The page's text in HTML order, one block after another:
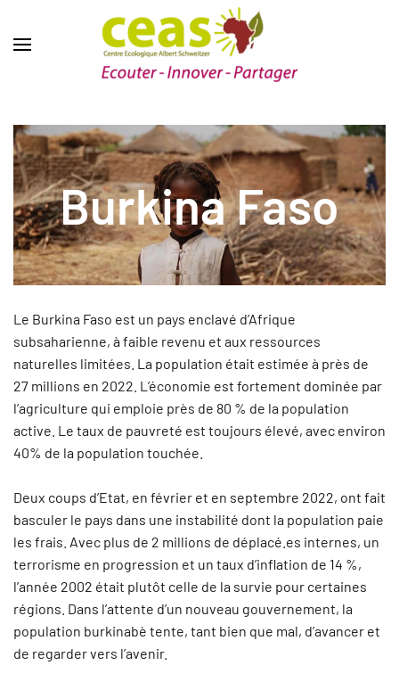
Burkina Faso
Le Burkina Faso est un pays enclavé d’Afrique
subsaharienne, à faible revenu et aux ressources
naturelles limitées. La population était estimée à près de
27 millions en 2022. L’économie est fortement dominée par
l’agriculture qui emploie près de 80 % de la population
active. Le taux de pauvreté est toujours élevé, avec environ
40% de la population touchée.
Deux coups d’Etat, en février et en septembre 2022, ont fait
basculer le pays dans une instabilité dont la population paie
les frais. Avec plus de 2 millions de déplacé.es internes, un
terrorisme en progression et un taux d’inflation de 14 %,
l’année 2002 était plutôt celle de la survie pour certaines
régions. Dans l’attente d’un nouveau gouvernement, la
population burkinabè tente, tant bien que mal, d’avancer et
de regarder vers l’avenir.